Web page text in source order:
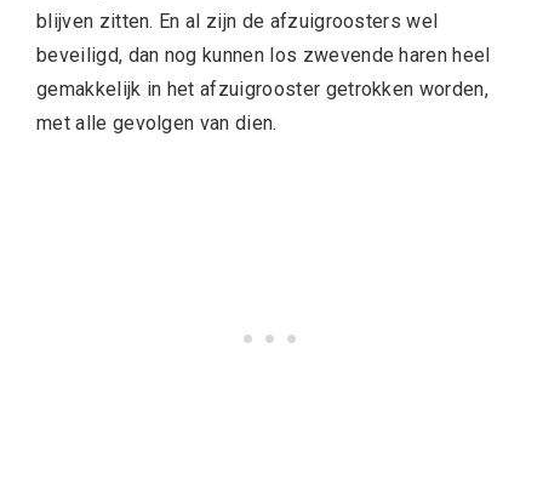
blijven zitten. En al zijn de afzuigroosters wel
beveiligd, dan nog kunnen los zwevende haren heel
gemakkelijk in het afzuigrooster getrokken worden,
met alle gevolgen van dien.